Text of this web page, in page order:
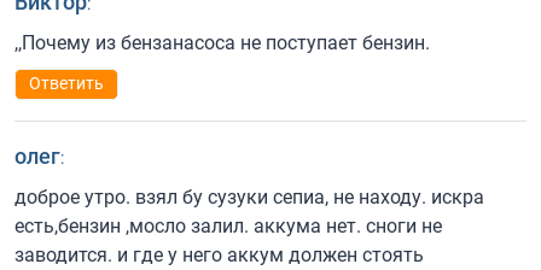
,,Почему из бензанасоса не поступает бензин.
Ответить
олег:
доброе утро. взял бу сузуки сепиа, не находу. искра
есть,бензин ,мосло залил. аккума нет. сноги не
заводится. и где у него аккум должен стоять